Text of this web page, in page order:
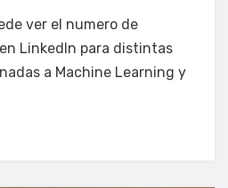
ver el numero de
LinkedIn para distintas
a Machine Learning y